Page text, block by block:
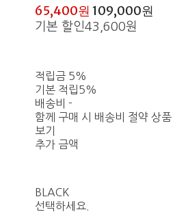
65,400원109,000원
기본 할인43,600원
적립금 5%
기본 적립5%
배송비 -
함께 구매 시 배송비 절약 상품
보기
추가 금액
BLACK
선택하세요.